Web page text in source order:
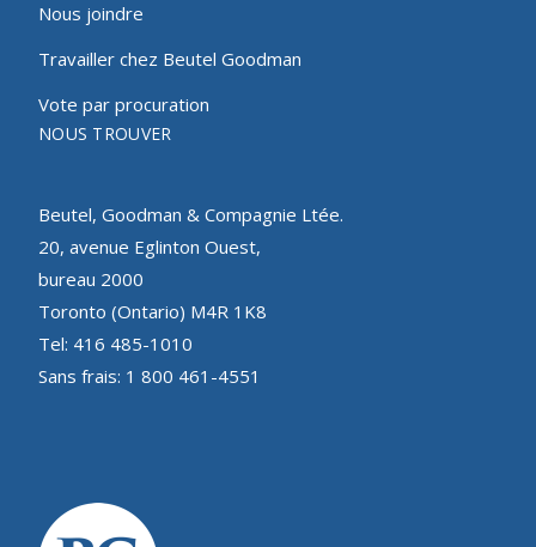
Nous joindre
Travailler chez Beutel Goodman
Vote par procuration
NOUS TROUVER
Beutel, Goodman & Compagnie Ltée.
20, avenue Eglinton Ouest,
bureau 2000
Toronto (Ontario) M4R 1K8
Tel: 416 485-1010
Sans frais: 1 800 461-4551